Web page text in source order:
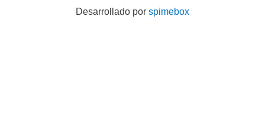
Desarrollado por spimebox